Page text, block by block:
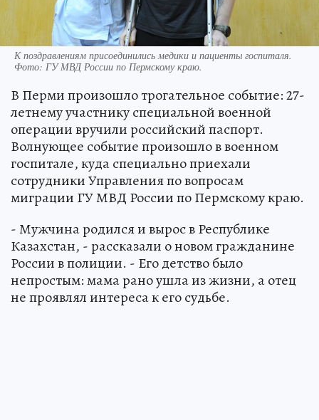
К поздравлениям присоединились медики и пациенты госпиталя.
Фото: ГУ МВД России по Пермскому краю.
В Перми произошло трогательное событие: 27-
летнему участнику специальной военной
операции вручили российский паспорт.
Волнующее событие произошло в военном
госпитале, куда специально приехали
сотрудники Управления по вопросам
миграции ГУ МВД России по Пермскому краю.
- Мужчина родился и вырос в Республике
Казахстан, - рассказали о новом гражданине
России в полиции. - Его детство было
непростым: мама рано ушла из жизни, а отец
не проявлял интереса к его судьбе.